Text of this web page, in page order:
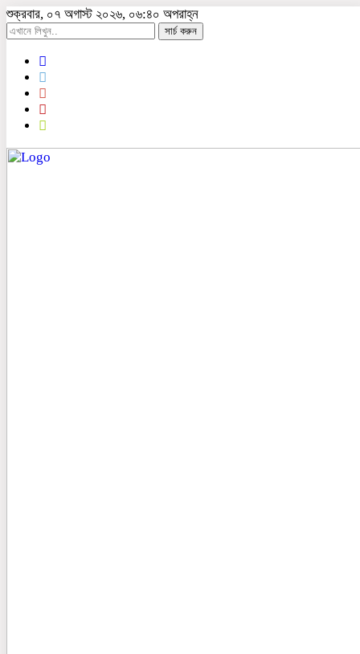
শুক্রবার, ০৭ অগাস্ট ২০২৬, ০৬:৪০ অপরাহ্ন
সার্চ করুন